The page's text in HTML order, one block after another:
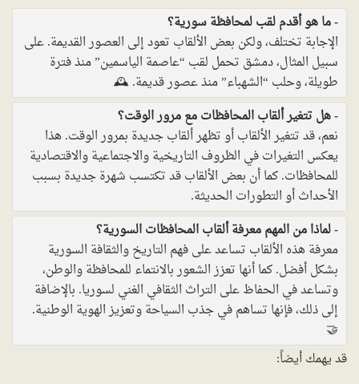
ما هو أقدم لقب لمحافظة سورية؟
الإجابة تختلف، ولكن بعض الألقاب تعود إلى العصور القديمة. على
سبيل المثال، دمشق تحمل لقب “عاصمة الياسمين” منذ فترة
طويلة، وحلب “الشهباء” منذ عصور قديمة. 🕰️
هل تتغير ألقاب المحافظات مع مرور الوقت؟
نعم، قد تتغير الألقاب أو تظهر ألقاب جديدة بمرور الوقت. هذا
يعكس التغيرات في الظروف التاريخية والاجتماعية والاقتصادية
للمحافظات. كما أن بعض الألقاب قد تكتسب شهرة جديدة بسبب
الأحداث أو التطورات الحديثة.
لماذا من المهم معرفة ألقاب المحافظات السورية؟
معرفة هذه الألقاب تساعد على فهم التاريخ والثقافة السورية
بشكل أفضل. كما أنها تعزز الشعور بالانتماء للمحافظة والوطن،
وتساعد في الحفاظ على التراث الثقافي الغني لسوريا. بالإضافة
إلى ذلك، فإنها تساهم في جذب السياحة وتعزيز الهوية الوطنية.
🤝
قد يهمك أيضاً: